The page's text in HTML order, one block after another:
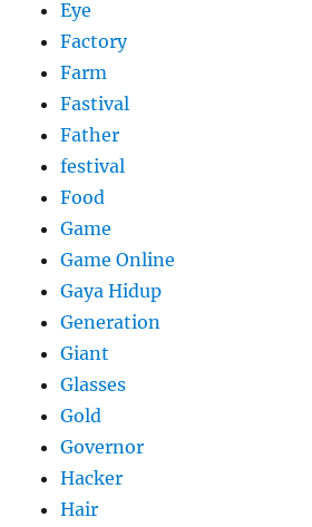
Eye
Factory
Farm
Fastival
Father
festival
Food
Game
Game Online
Gaya Hidup
Generation
Giant
Glasses
Gold
Governor
Hacker
Hair